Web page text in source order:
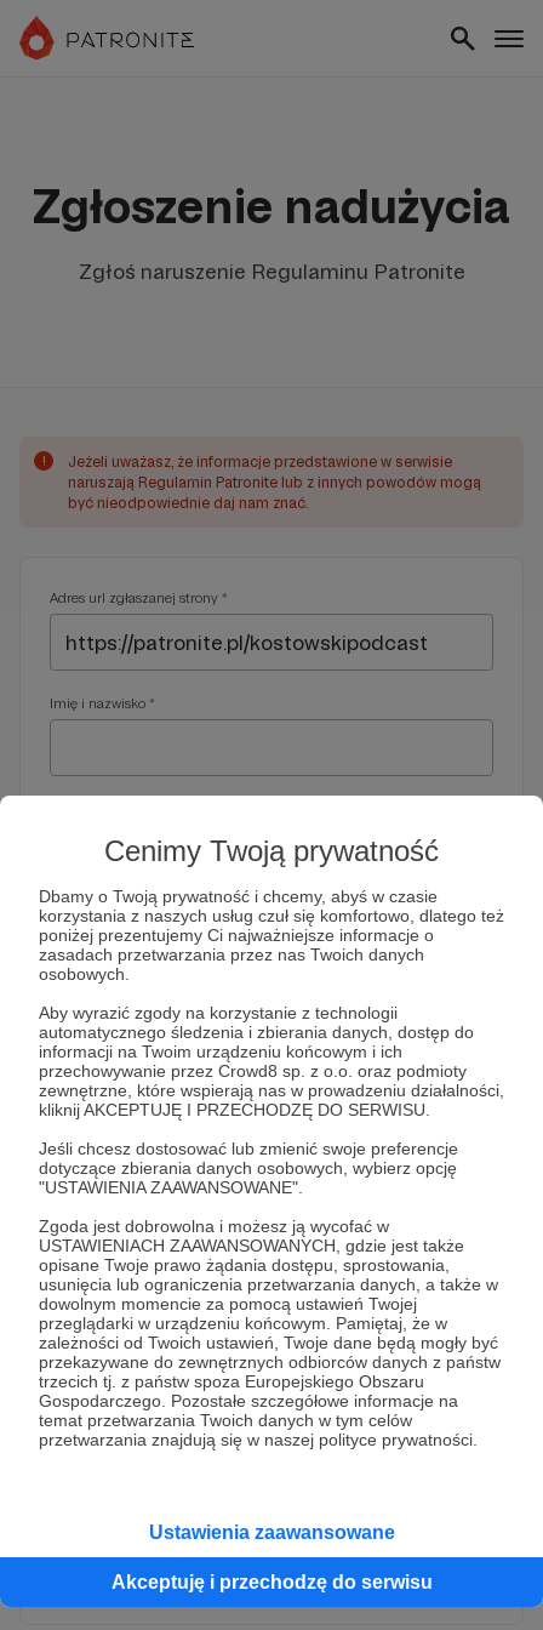
Cenimy Twoją prywatność
Dbamy o Twoją prywatność i chcemy, abyś w czasie
korzystania z naszych usług czuł się komfortowo, dlatego też
poniżej prezentujemy Ci najważniejsze informacje o
zasadach przetwarzania przez nas Twoich danych
osobowych.
Aby wyrazić zgody na korzystanie z technologii
automatycznego śledzenia i zbierania danych, dostęp do
informacji na Twoim urządzeniu końcowym i ich
przechowywanie przez Crowd8 sp. z o.o. oraz podmioty
zewnętrzne, które wspierają nas w prowadzeniu działalności,
kliknij AKCEPTUJĘ I PRZECHODZĘ DO SERWISU.
Jeśli chcesz dostosować lub zmienić swoje preferencje
dotyczące zbierania danych osobowych, wybierz opcję
"USTAWIENIA ZAAWANSOWANE".
Zgoda jest dobrowolna i możesz ją wycofać w
USTAWIENIACH ZAAWANSOWANYCH, gdzie jest także
opisane Twoje prawo żądania dostępu, sprostowania,
usunięcia lub ograniczenia przetwarzania danych, a także w
dowolnym momencie za pomocą ustawień Twojej
przeglądarki w urządzeniu końcowym. Pamiętaj, że w
zależności od Twoich ustawień, Twoje dane będą mogły być
przekazywane do zewnętrznych odbiorców danych z państw
trzecich tj. z państw spoza Europejskiego Obszaru
Gospodarczego. Pozostałe szczegółowe informacje na
temat przetwarzania Twoich danych w tym celów
przetwarzania znajdują się w naszej polityce prywatności.
Ustawienia zaawansowane
Akceptuję i przechodzę do serwisu
Zgłoszenie nadużycia
Zgłoś naruszenie Regulaminu Patronite
!
Jeżeli uważasz, że informacje przedstawione w serwisie
naruszają Regulamin Patronite lub z innych powodów mogą
być nieodpowiednie daj nam znać.
Adres url zgłaszanej strony *
Imię i nazwisko *
Telefon *
dodatkowe pytania
Treść wiadomości *
* Wyrażam zgodę na przetwarzanie moich danych
osobowych przez Patronite
Administratorem Twoich danych osobowych jest Crowd8 sp. z o.o.
z siedziba w Warszawie, ul. Żwirki i Wigury 16, 02-092 Warszawa.
Twoje dane osobowe będą przetwarzane w szczególności w celu
wykonania umowy zawartej z Tobą, w tym do umożliwienia
Gwarantujemy spełnienie wszystkich Twoich praw wynikających
z ogólnego rozporządzenia o ochronie danych, tj. prawo dostępu,
sprostowania oraz usunięcia Twoich danych, ograniczenia ich
rozwiń zgodę
Wyślij zgłoszenie